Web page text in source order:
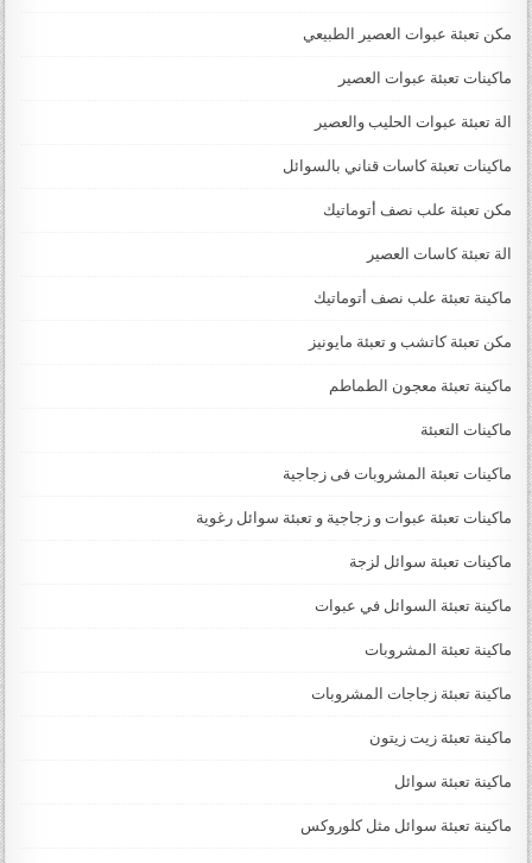
مكن تعبئة عبوات العصير الطبيعي
ماكينات تعبئة عبوات العصير
الة تعبئة عبوات الحليب والعصير
ماكينات تعبئة كاسات قناني بالسوائل
مكن تعبئة علب نصف أتوماتيك
الة تعبئة كاسات العصير
ماكينة تعبئة علب نصف أتوماتيك
مكن تعبئة كاتشب و تعبئة مايونيز
ماكينة تعبئة معجون الطماطم
ماكينات التعبئة
ماكينات تعبئة المشروبات فى زجاجية
ماكينات تعبئة عبوات و زجاجية و تعبئة سوائل رغوية
ماكينات تعبئة سوائل لزجة
‏‏‏ماكينة تعبئة السوائل في عبوات
ماكينة تعبئة المشروبات
ماكينة تعبئة زجاجات المشروبات
ماكينة تعبئة زيت زيتون
ماكينة تعبئة سوائل
ماكينة تعبئة سوائل مثل كلوروكس